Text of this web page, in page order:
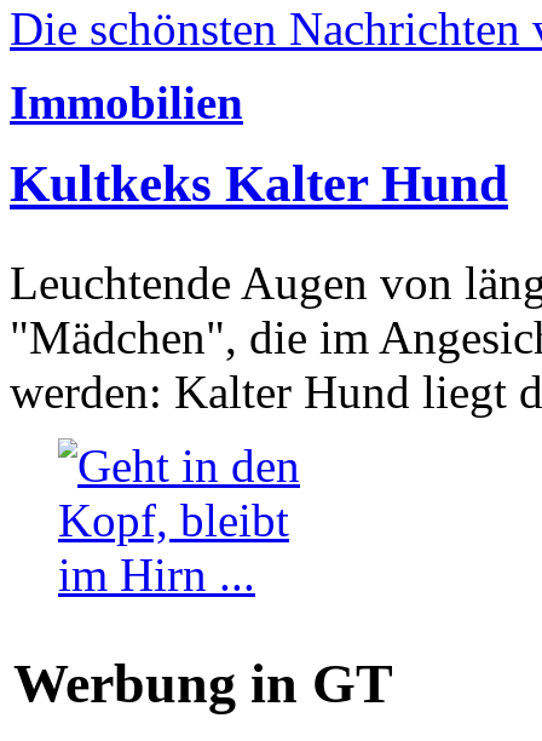
Die schönsten Nachrichten
Immobilien
Kultkeks Kalter Hund
Leuchtende Augen von
"Mädchen", die im
werden: Kalter Hund liegt
Werbung in GT